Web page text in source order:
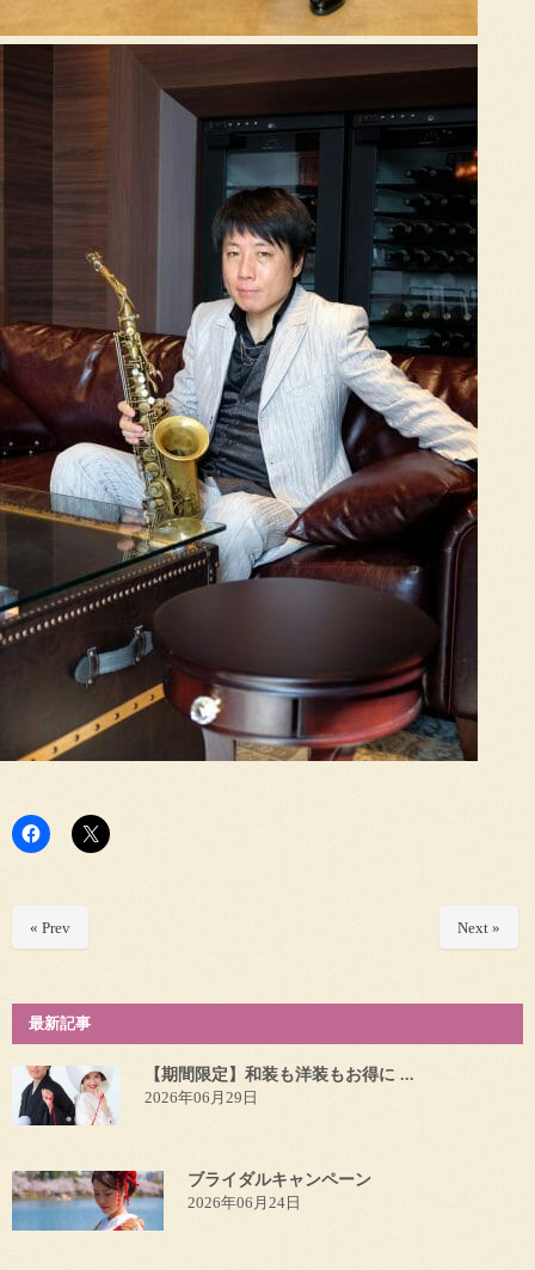
« Prev Next »
最新記事
【期間限定】和装も洋装もお得に ...
2026年06月29日
ブライダルキャンペーン
2026年06月24日